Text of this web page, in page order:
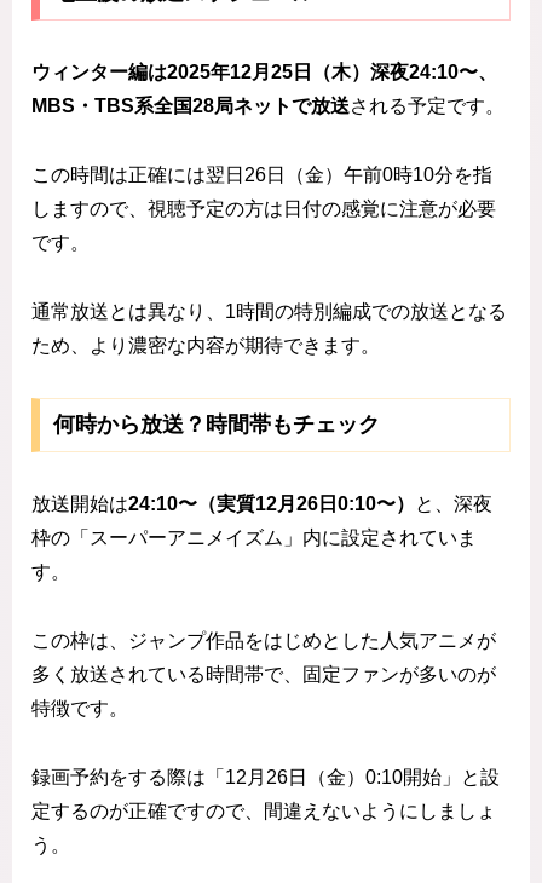
ウィンター編は2025年12月25日（木）深夜24:10〜、
MBS・TBS系全国28局ネットで放送される予定です。
この時間は正確には翌日26日（金）午前0時10分を指
しますので、視聴予定の方は日付の感覚に注意が必要
です。
通常放送とは異なり、1時間の特別編成での放送となる
ため、より濃密な内容が期待できます。
何時から放送？時間帯もチェック
放送開始は24:10〜（実質12月26日0:10〜）
と、深夜
枠の「スーパーアニメイズム」内に設定されていま
す。
この枠は、ジャンプ作品をはじめとした人気アニメが
多く放送されている時間帯で、固定ファンが多いのが
特徴です。
録画予約をする際は「12月26日（金）0:10開始」と設
定するのが正確ですので、間違えないようにしましょ
う。